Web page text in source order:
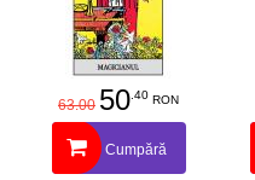
63.00 50 .40 RON
Cumpără